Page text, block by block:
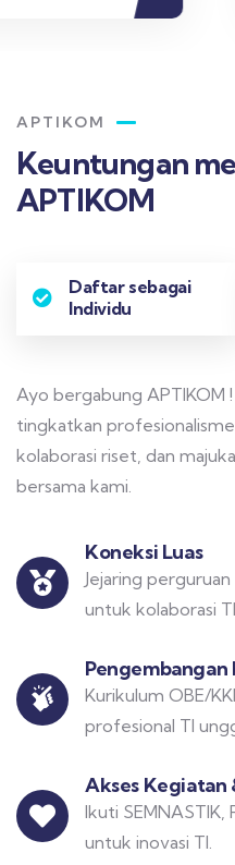
APTIKOM
Keuntungan
APTIKOM
Daftar sebagai
Individu
Ayo bergabung APTIKOM
tingkatkan
kolaborasi riset, dan
bersama kami.
Koneksi Luas
Jejaring
untuk kolaborasi
Kurikulum OBE/
profesional TI
Akses Kegiatan
Ikuti SEMNASTIK,
untuk inovasi TI.